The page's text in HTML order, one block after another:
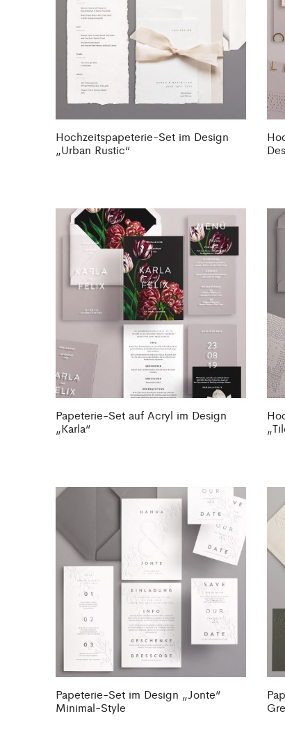
Hochzeitspapeterie-Set im Design
„Urban Rustic“
Papeterie-Set auf Acryl im Design
„Karla“
Papeterie-Set im Design „Jonte“
Minimal-Style